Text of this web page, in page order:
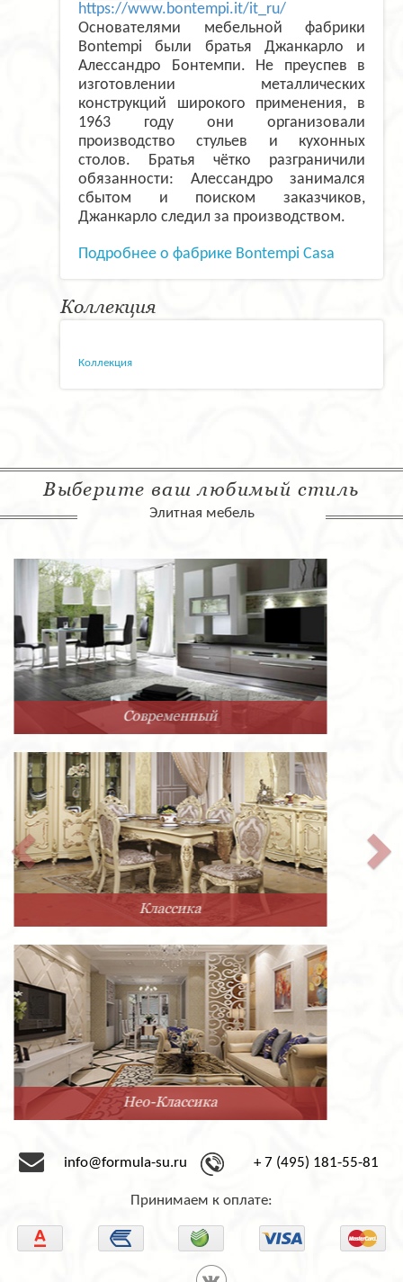
https://www.bontempi.it/it_ru/
Основателями мебельной фабрики
Bontempi были братья Джанкарло и
Алессандро Бонтемпи. Не преуспев в
изготовлении металлических
конструкций широкого применения, в
1963 году они организовали
производство стульев и кухонных
столов. Братья чётко разграничили
обязанности: Алессандро занимался
сбытом и поиском заказчиков,
Джанкарло следил за производством.
Подробнее о фабрике Bontempi Casa
Коллекция
Коллекция
Выберите ваш любимый стиль
Элитная мебель
Арт-Деко
Прованс
Минимализм
info@formula-su.ru + 7 (495) 181-55-81
Принимаем к оплате: